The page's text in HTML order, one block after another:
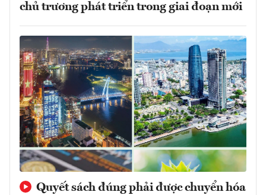
chủ trương phát triển trong giai đoạn mới
Quyết sách đúng phải được chuyển hóa